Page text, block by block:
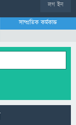
লগ ইন
সাম্প্রতিক কর্মকান্ড